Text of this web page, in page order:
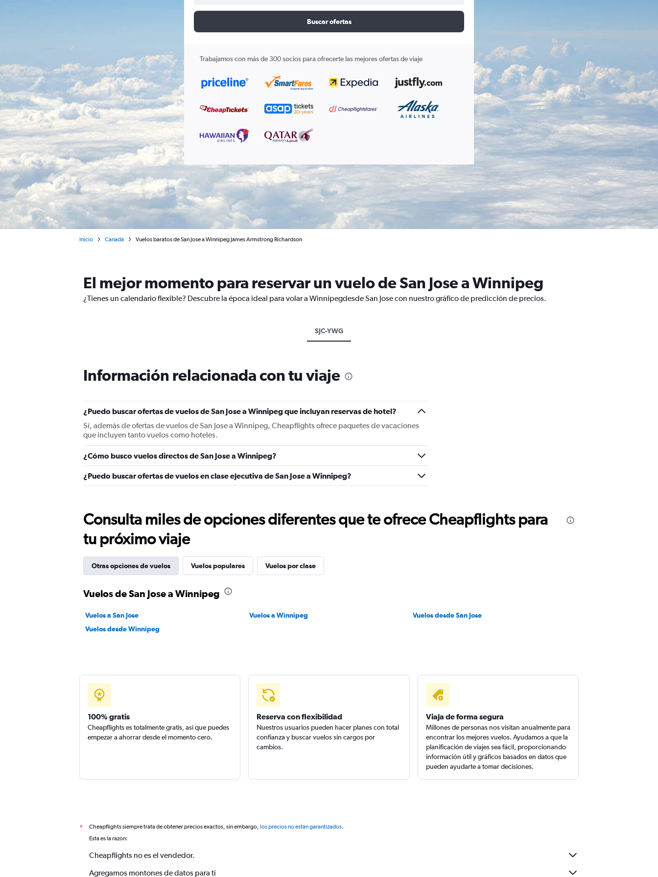
Buscar ofertas
Trabajamos con más de 300 socios para ofrecerte las mejores ofertas de viaje
Inicio Canadá Vuelos baratos de San Jose a Winnipeg James Armstrong Richardson
El mejor momento para reservar un vuelo de San Jose a Winnipeg
¿Tienes un calendario flexible? Descubre la época ideal para volar a Winnipegdesde San Jose con nuestro gráfico de predicción de precios.
SJC-YWG
Información relacionada con tu viaje
¿Puedo buscar ofertas de vuelos de San Jose a Winnipeg que incluyan reservas de hotel?
Sí, además de ofertas de vuelos de San Jose a Winnipeg, Cheapflights ofrece paquetes de vacaciones
que incluyen tanto vuelos como hoteles.
¿Cómo busco vuelos directos de San Jose a Winnipeg?
¿Puedo buscar ofertas de vuelos en clase ejecutiva de San Jose a Winnipeg?
Consulta miles de opciones diferentes que te ofrece Cheapflights para
tu próximo viaje
Otras opciones de vuelos Vuelos populares Vuelos por clase
Vuelos de San Jose a Winnipeg
Vuelos a San Jose Vuelos a Winnipeg
Vuelos desde San Jose
Vuelos desde Winnipeg
100% gratis
Cheapflights es totalmente gratis, así que puedes
empezar a ahorrar desde el momento cero.
Reserva con flexibilidad
Nuestros usuarios pueden hacer planes con total
confianza y buscar vuelos sin cargos por
cambios.
Viaja de forma segura
Millones de personas nos visitan anualmente para
encontrar los mejores vuelos. Ayudamos a que la
planificación de viajes sea fácil, proporcionando
información útil y gráficos basados en datos que
pueden ayudarte a tomar decisiones.
* Cheapflights siempre trata de obtener precios exactos, sin embargo, los precios no están garantizados.
Esta es la razón:
Cheapflights no es el vendedor.
Agregamos montones de datos para ti